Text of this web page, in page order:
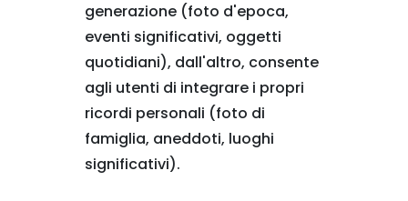
generazione (foto d'epoca,
eventi significativi, oggetti
quotidiani), dall'altro, consente
agli utenti di integrare i propri
ricordi personali (foto di
famiglia, aneddoti, luoghi
significativi).